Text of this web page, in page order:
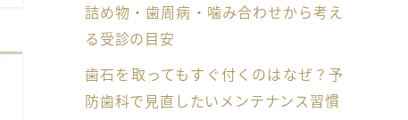
詰め物・歯周病・噛み合わせから考え
る受診の目安
歯石を取ってもすぐ付くのはなぜ？予
防歯科で見直したいメンテナンス習慣